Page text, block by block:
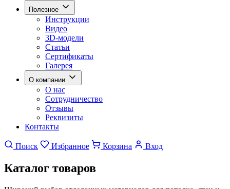
Полезное
Инструкции
Видео
3D-модели
Статьи
Сертификаты
Галерея
О компании
О нас
Сотрудничество
Отзывы
Реквизиты
Контакты
Поиск Избранное Корзина Вход
Каталог товаров